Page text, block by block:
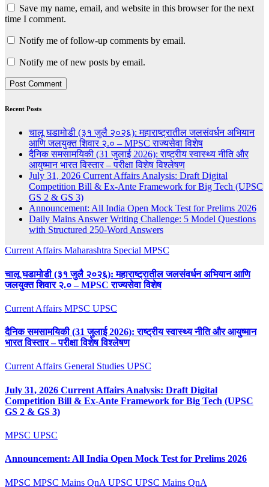
Save my name, email, and website in this browser for the next
time I comment.
Notify me of follow-up comments by email.
Notify me of new posts by email.
Recent Posts
चालू घडामोडी (३१ जुलै २०२६): महाराष्ट्रातील जलसंवर्धन अभियान
आणि जलयुक्त शिवार २.० – MPSC राज्यसेवा विशेष
दैनिक समसामयिकी (31 जुलाई 2026): राष्ट्रीय स्वास्थ्य नीति और
आयुष्मान भारत विस्तार – परीक्षा विशेष विश्लेषण
July 31, 2026 Current Affairs Analysis: Draft Digital
Competition Bill & Ex-Ante Framework for Big Tech (UPSC
GS 2 & GS 3)
Announcement: All India Open Mock Test for Prelims 2026
Daily Mains Answer Writing Challenge: 5 Model Questions
with Structured 250-Word Answers
Current Affairs Maharashtra Special MPSC
चालू घडामोडी (३१ जुलै २०२६): महाराष्ट्रातील जलसंवर्धन अभियान आणि
जलयुक्त शिवार २.० – MPSC राज्यसेवा विशेष
Current Affairs MPSC UPSC
दैनिक समसामयिकी (31 जुलाई 2026): राष्ट्रीय स्वास्थ्य नीति और आयुष्मान
भारत विस्तार – परीक्षा विशेष विश्लेषण
Current Affairs General Studies UPSC
July 31, 2026 Current Affairs Analysis: Draft Digital
Competition Bill & Ex-Ante Framework for Big Tech (UPSC
GS 2 & GS 3)
MPSC UPSC
Announcement: All India Open Mock Test for Prelims 2026
MPSC MPSC Mains QnA UPSC UPSC Mains QnA